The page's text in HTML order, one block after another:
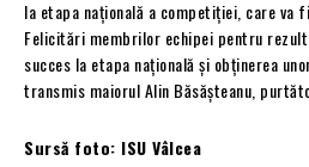
la etapa națională a competiției, care va
Felicitări membrilor echipei pentru
succes la etapa națională și obținerea
transmis maiorul Alin Băsășteanu,
Sursă foto: ISU Vâlcea